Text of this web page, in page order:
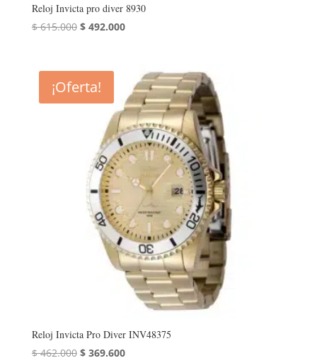
Reloj Invicta pro diver 8930
$615.000 El
era:
$ 615.000.
$492.000El
$ 492.000.
¡Oferta!
Reloj Invicta Pro Diver INV48375
$462.000 El
$369.600El